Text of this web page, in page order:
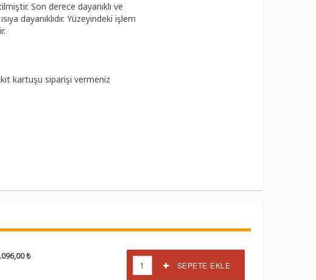
Son derece dayanıklı ve
dayanıklıdır. Yüzeyindeki işlem
kartuşu siparişi vermeniz
₺
SEPETE EKLE